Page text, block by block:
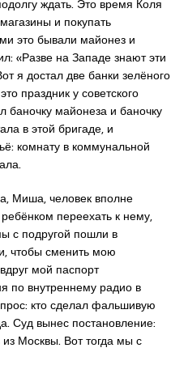
ждать. Это время Коля
и покупать
это бывали майонез и
«Разве на Западе знают эти
я достал две банки зелёного
праздник у советского
майонеза и баночку
в этой бригаде, и
комнату в коммунальной
Миша, человек вполне
переехать к нему,
с подругой пошли в
чтобы сменить мою
мой паспорт
по внутреннему радио в
кто сделал фальшивую
Суд вынес постановление:
Москвы. Вот тогда мы с